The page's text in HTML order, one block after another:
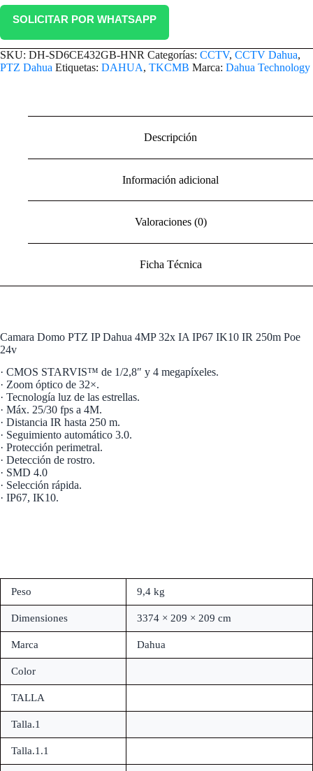
SOLICITAR POR WHATSAPP
SKU: DH-SD6CE432GB-HNR Categorías: CCTV, CCTV Dahua,
PTZ Dahua Etiquetas: DAHUA, TKCMB Marca: Dahua Technology
Descripción
Información adicional
Valoraciones (0)
Ficha Técnica
Camara Domo PTZ IP Dahua 4MP 32x IA IP67 IK10 IR 250m Poe
24v
· CMOS STARVIS™ de 1/2,8″ y 4 megapíxeles.
· Zoom óptico de 32×.
· Tecnología luz de las estrellas.
· Máx. 25/30 fps a 4M.
· Distancia IR hasta 250 m.
· Seguimiento automático 3.0.
· Protección perimetral.
· Detección de rostro.
· SMD 4.0
· Selección rápida.
· IP67, IK10.
Peso 9,4 kg
Dimensiones 3374 × 209 × 209 cm
Marca Dahua
Color
TALLA
Talla.1
Talla.1.1